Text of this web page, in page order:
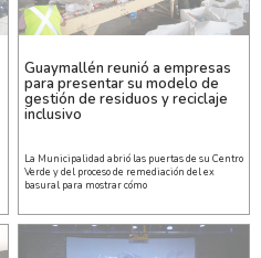
Guaymallén reunió a empresas
para presentar su modelo de
gestión de residuos y reciclaje
inclusivo
La Municipalidad abrió las puertas de su Centro
Verde y del proceso de remediación del ex
basural para mostrar cómo